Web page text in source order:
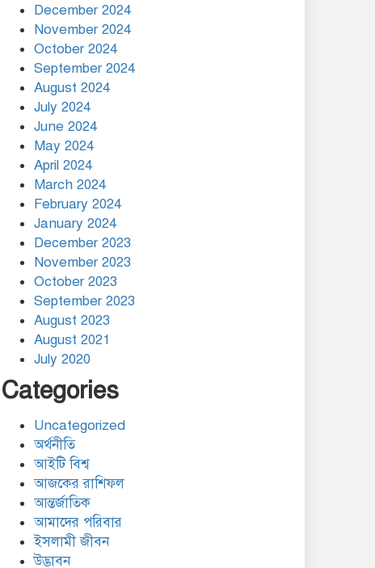
পাঠদান শুরু
আশাশুনিতে সাধারণ মানুষের সাথে
মতবিনিময় করলেন চেয়ারম্যান
December 2024
November 2024
October 2024
September 2024
August 2024
July 2024
June 2024
May 2024
April 2024
March 2024
February 2024
January 2024
December 2023
November 2023
October 2023
September 2023
August 2023
August 2021
July 2020
Categories
Uncategorized
অর্থনীতি
আইটি বিশ্ব
আজকের রাশিফল
আন্তর্জাতিক
আমাদের পরিবার
ইসলামী জীবন
উদ্ভাবন